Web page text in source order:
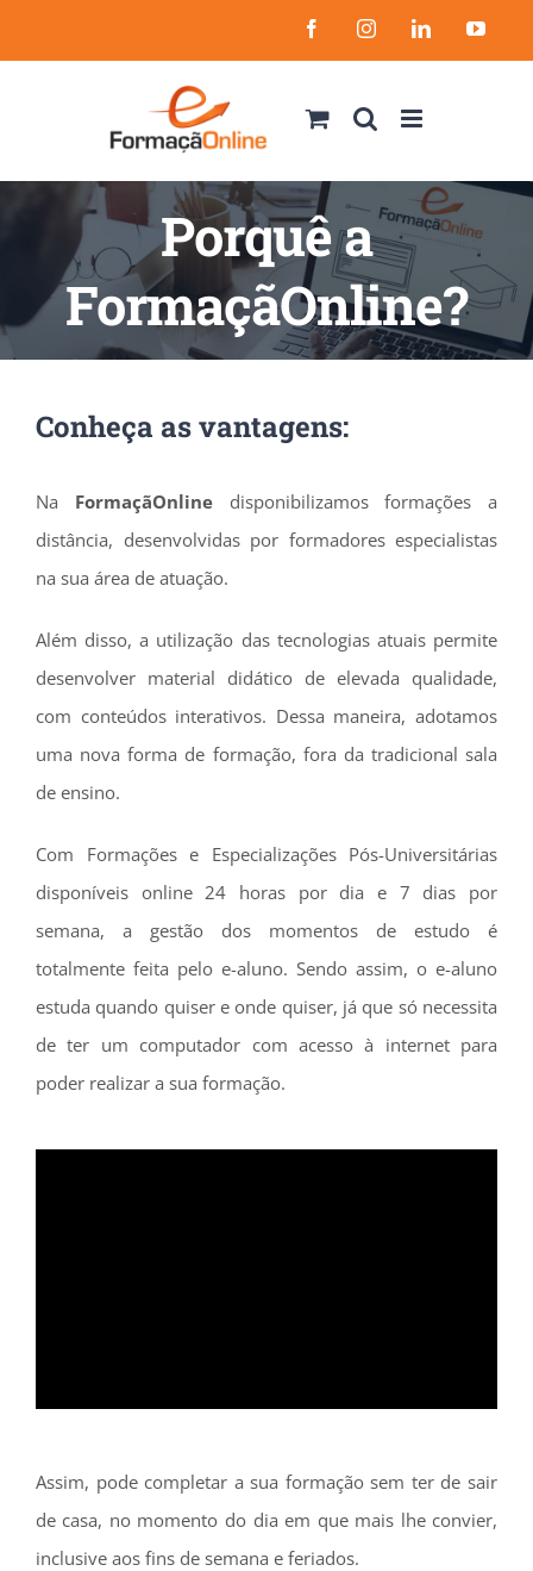
to
FacebookInstagramLinkedIn
Porquê a
FormaçãOnline?
Conheça as vantagens:
Na FormaçãOnlinedisponibilizamos formações a
distância, desenvolvidas por formadores especialistas
na sua área de atuação.
Além disso, a utilização das tecnologias atuais permite
desenvolver material didático de elevada qualidade,
com conteúdos interativos. Dessa maneira, adotamos
uma nova forma de formação, fora da tradicional sala
de ensino.
Com Formações e Especializações Pós-Universitárias
disponíveis online 24 horas por dia e 7 dias por
semana, a gestão dos momentos de estudo é
totalmente feita pelo e-aluno. Sendo assim, o e-aluno
estuda quando quiser e onde quiser, já que só necessita
de ter um computador com acesso à internet para
poder realizar a sua formação.
Assim, pode completar a sua formação sem ter de sair
de casa, no momento do dia em que mais lhe convier,
inclusive aos fins de semana e feriados.